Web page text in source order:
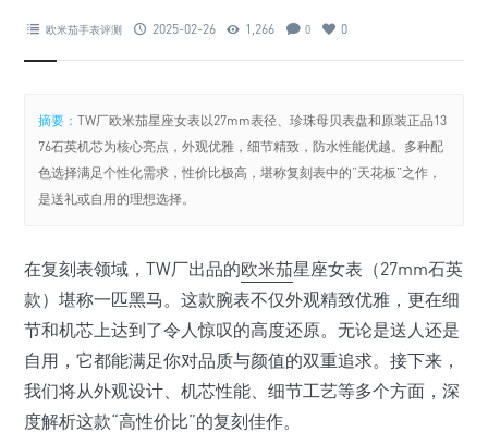
欧米茄手表评测 2025-02-26 1,266 0 0
摘要：TW厂欧米茄星座女表以27mm表径、珍珠母贝表盘和原装正品13
76石英机芯为核心亮点，外观优雅，细节精致，防水性能优越。多种配
色选择满足个性化需求，性价比极高，堪称复刻表中的“天花板”之作，
是送礼或自用的理想选择。
在复刻表领域，TW厂出品的欧米茄星座女表（27mm石英
款）堪称一匹黑马。这款腕表不仅外观精致优雅，更在细
节和机芯上达到了令人惊叹的高度还原。无论是送人还是
自用，它都能满足你对品质与颜值的双重追求。接下来，
我们将从外观设计、机芯性能、细节工艺等多个方面，深
度解析这款“高性价比”的复刻佳作。